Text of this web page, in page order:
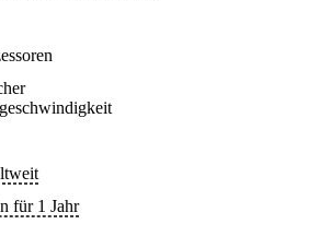
für 1 Jahr